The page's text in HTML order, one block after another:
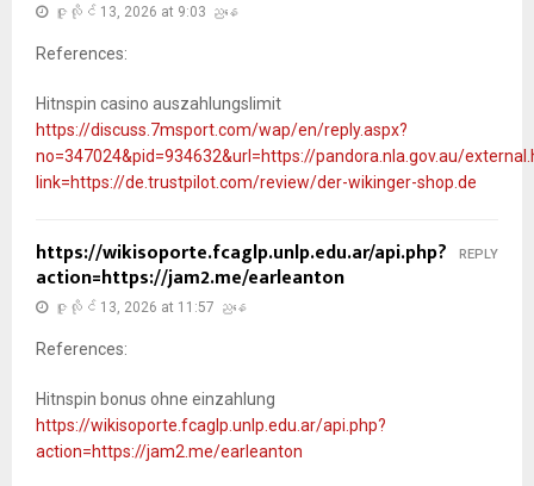
ဇူလိုင် 13, 2026 at 9:03 ညနေ
References:
Hitnspin casino auszahlungslimit
https://discuss.7msport.com/wap/en/reply.aspx?
no=347024&pid=934632&url=https://pandora.nla.gov.au/
link=https://de.trustpilot.com/review/der-wikinger-shop.de
https://wikisoporte.fcaglp.unlp.edu.ar/api.php?
action=https://jam2.me/earleanton
ဇူလိုင် 13, 2026 at 11:57 ညနေ
References:
Hitnspin bonus ohne einzahlung
https://wikisoporte.fcaglp.unlp.edu.ar/api.php?
action=https://jam2.me/earleanton
REPLY